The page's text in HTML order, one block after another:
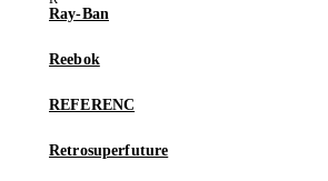
Ray-Ban
Reebok
REFERENC
Retrosuperfuture